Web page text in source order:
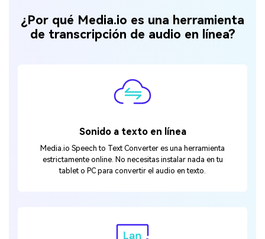
¿Por qué Media.io es una herramienta
de transcripción de audio en línea?
estrictamente online. No necesitas instalar nada en tu
tablet o PC para convertir el audio en texto.